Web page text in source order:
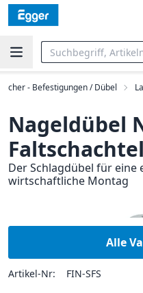
fischer - Befestigungen / Dübel
Nageldübel
Faltschachtel
Der Schlagdübel für eine
wirtschaftliche Montag
Alle
Artikel-Nr: FIN-SFS